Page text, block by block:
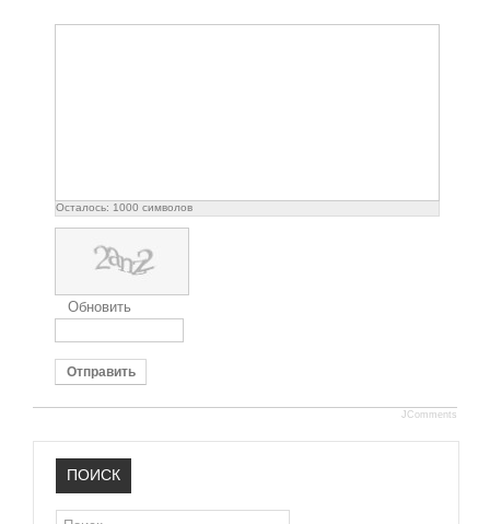
Осталось: 1000 символов
Обновить
Отправить
JComments
ПОИСК
Поиск